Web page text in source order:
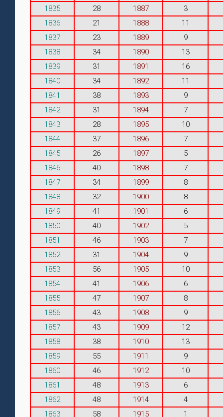
1835 28 1887 3
1836
21 1888 11
1837
23 1889 9
1838
34 1890 13
1839
31 1891 16
1840
34 1892 11
1841
38 1893 9
1842
31 1894 7
1843
28 1895 10
1844
37 1896 7
1845
26 1897 5
1846
40 1898 7
1847
34 1899 8
1848
32 1900 8
1849
41 1901 6
1850
40 1902 5
1851
46 1903 7
1852
31 1904 9
1853
56 1905 10
1854
41 1906
6
1855
47 1907
8
1856
43 1908
9
1857
43 1909
12
1858
38 1910
13
1859
55 1911
9
1860
46 1912
10
1861
48 1913
6
1862
48 1914
4
1863
58 1915
1